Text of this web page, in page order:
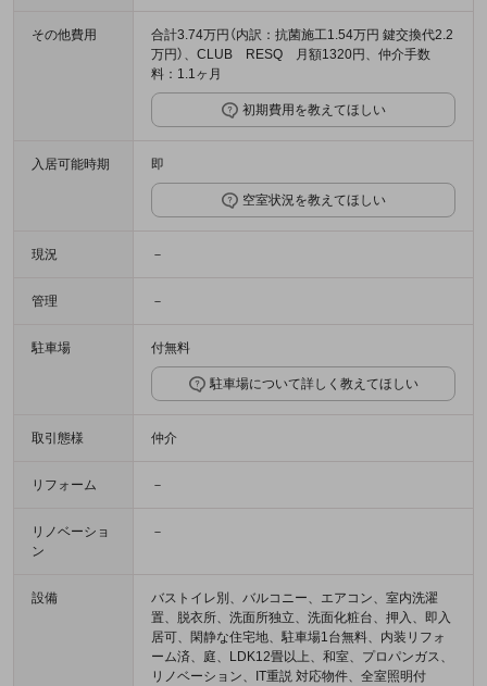
その他費用
合計3.74万円（内訳：抗菌施工1.54万円 鍵交換代2.2
万円）、CLUB RESQ 月額1320円、仲介手数
料：1.1ヶ月
初期費用を教えてほしい
入居可能時期 即
空室状況を教えてほしい
現況 －
管理 －
駐車場 付無料
駐車場について詳しく教えてほしい
取引態様 仲介
リフォーム －
リノベーショ
ン
－
設備
バストイレ別、バルコニー、エアコン、室内洗濯
置、脱衣所、洗面所独立、洗面化粧台、押入、即入
居可、閑静な住宅地、駐車場1台無料、内装リフォ
ーム済、庭、LDK12畳以上、和室、プロパンガス、
リノベーション、IT重説 対応物件、全室照明付